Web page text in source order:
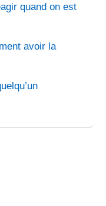
quand on est
avoir la